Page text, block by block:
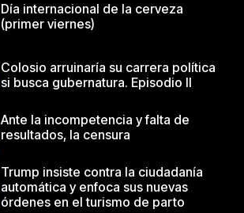
Día internacional de la cerveza
(primer viernes)
Colosio arruinaría su carrera política
si busca gubernatura. Episodio II
Ante la incompetencia y falta de
resultados, la censura
Trump insiste contra la ciudadanía
automática y enfoca sus nuevas
órdenes en el turismo de parto